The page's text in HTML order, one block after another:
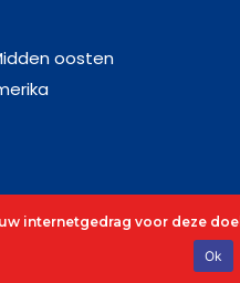
oosten
internetgedrag voor deze
Ok